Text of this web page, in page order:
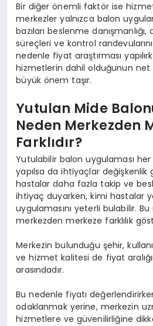
Bir diğer önemli faktör ise
merkezler yalnızca balon
bazıları beslenme
süreçleri ve kontrol
nedenle fiyat araştırması
hizmetlerin dahil olduğunun net
büyük önem taşır.
Yutulan Mide
Neden Merkezden
Farklıdır?
Yutulabilir balon uygulaması
yapılsa da ihtiyaçlar değişkenlik
hastalar daha fazla takip ve
ihtiyaç duyarken, kimi hastalar
uygulamasını yeterli bulabilir.
merkezden merkeze farklılık
Merkezin bulunduğu şehir,
ve hizmet kalitesi de fiyat
arasındadır.
Bu nedenle fiyatı
odaklanmak yerine, merkezin
hizmetlere ve güvenilirliğine